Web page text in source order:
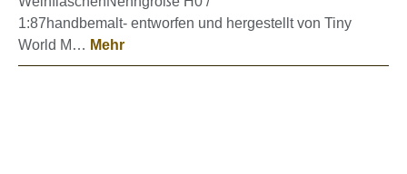
1:87handbemalt- entworfen und hergestellt von Tiny
World M… Mehr